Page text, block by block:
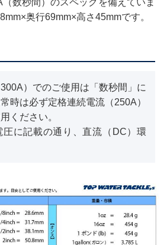
数秒間）のスペックを備えていま
奥行69mm×高さ45mmです。
）でのご使用は「数秒間」に
時は必ず定格連続電流（250A）
ください。
圧に記載の通り、直流（DC）環